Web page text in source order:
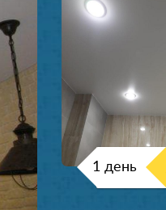
1 день